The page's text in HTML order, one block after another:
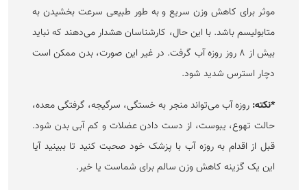
موثر برای کاهش وزن سریع و به طور طبیعی سرعت بخشیدن به
متابولیسم باشد. با این حال، کارشناسان هشدار می‌دهند که نباید
بیش از ۸ روز روزه آب گرفت. در غیر این صورت، بدن ممکن است
دچار استرس شدید شود.
*نکته:روزه آب می‌تواند منجر به خستگی، سرگیجه، گرفتگی معده،
حالت تهوع، یبوست، از دست دادن عضلات و کم آبی بدن شود.
قبل از اقدام به روزه آب با پزشک خود صحبت کنید تا ببینید آیا
این یک گزینه کاهش وزن سالم برای شماست یا خیر.